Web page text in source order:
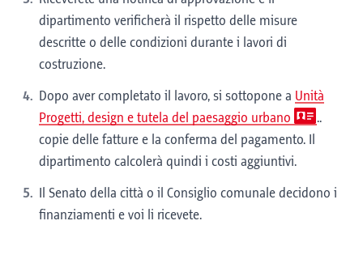
dipartimento verificherà il rispetto delle misure
descritte o delle condizioni durante i lavori di
costruzione.
Dopo aver completato il lavoro, si sottopone a Unità
Progetti, design e tutela del paesaggio urbano
..
copie delle fatture e la conferma del pagamento. Il
dipartimento calcolerà quindi i costi aggiuntivi.
Il Senato della città o il Consiglio comunale decidono i
finanziamenti e voi li ricevete.